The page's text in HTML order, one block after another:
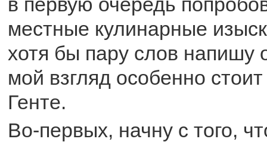
местные кулинарные
хотя бы пару слов напишу
мой взгляд особенно
Генте.
Во-первых, начну с того,